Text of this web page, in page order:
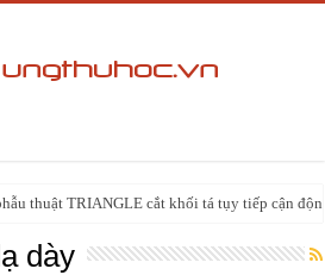
thuật TRIANGLE cắt khối tá tụy tiếp cận
GIẢI PHÁP ĐIỀU TRỊ TRIỆT CĂN CHO UNG
dày